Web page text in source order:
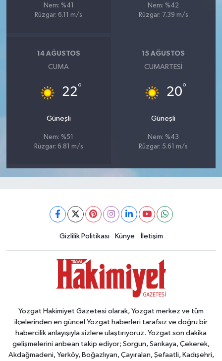
Nem: %41
Rüzgar: 6.11 m/s
Nem: %42
Rüzgar: 7.39 m/s
14 AĞUSTOS
CUMA
22°
Güneşli
Nem: %51
Rüzgar: 6.81 m/s
15 AĞUSTOS
CUMARTESI
20°
Güneşli
Nem: %43
Rüzgar: 5.61 m/s
Gizlilik Politikası Künye İletişim
Yozgat Hakimiyet Gazetesi olarak, Yozgat merkez ve tüm
ilçelerinden en güncel Yozgat haberleri tarafsız ve doğru bir
habercilik anlayışıyla sizlere ulaştırıyoruz. Yozgat son dakika
gelişmelerini anbean takip ediyor; Sorgun, Sarıkaya, Çekerek,
Akdağmadeni, Yerköy, Boğazlıyan, Çayıralan, Şefaatli, Kadışehri,